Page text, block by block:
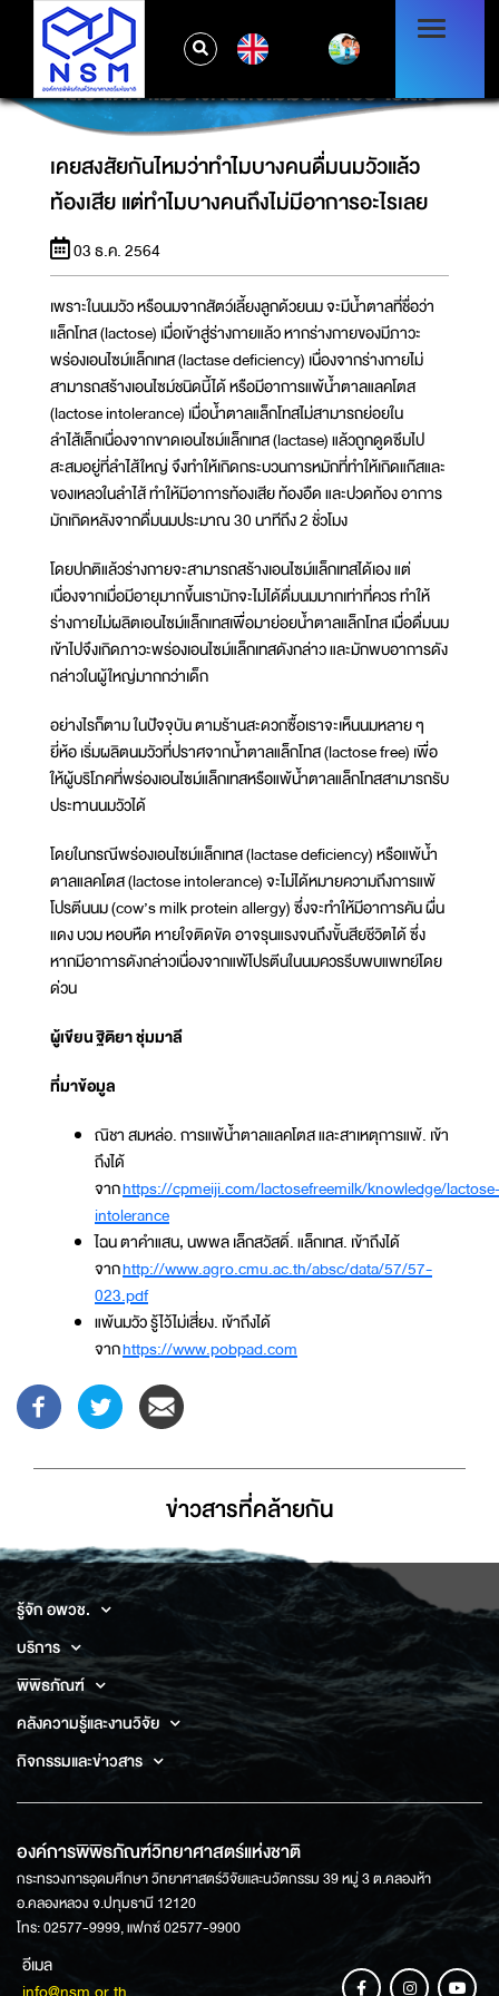
เคยสงสัยกันไหมว่าทำไมบางคนดื่มนมวัวแล้วท้อง
เสีย แต่ทำไมบางคนถึงไม่มีอาการอะไรเลย
เคยสงสัยกันไหมว่าทำไมบางคนดื่มนมวัวแล้ว
ท้องเสีย แต่ทำไมบางคนถึงไม่มีอาการอะไรเลย
03 ธ.ค. 2564
เพราะในนมวัว หรือนมจากสัตว์เลี้ยงลูกด้วยนม จะมีน้ำตาลที่ชื่อว่า
แล็กโทส (lactose) เมื่อเข้าสู่ร่างกายแล้ว หากร่างกายของมีภาวะ
พร่องเอนไซม์แล็กเทส (lactase deficiency) เนื่องจากร่างกายไม่
สามารถสร้างเอนไซม์ชนิดนี้ได้ หรือมีอาการแพ้น้ำตาลแลคโตส
(lactose intolerance) เมื่อน้ำตาลแล็กโทสไม่สามารถย่อยใน
ลำไส้เล็กเนื่องจากขาดเอนไซม์แล็กเทส (lactase) แล้วถูกดูดซึมไป
สะสมอยู่ที่ลำไส้ใหญ่ จึงทำให้เกิดกระบวนการหมักที่ทำให้เกิดแก๊สและ
ของเหลวในลำไส้ ทำให้มีอาการท้องเสีย ท้องอืด และปวดท้อง อาการ
มักเกิดหลังจากดื่มนมประมาณ 30 นาทีถึง 2 ชั่วโมง
โดยปกติแล้วร่างกายจะสามารถสร้างเอนไซม์แล็กเทสได้เอง แต่
เนื่องจากเมื่อมีอายุมากขึ้นเรามักจะไม่ได้ดื่มนมมากเท่าที่ควร ทำให้
ร่างกายไม่ผลิตเอนไซม์แล็กเทสเพื่อมาย่อยน้ำตาลแล็กโทส เมื่อดื่มนม
เข้าไปจึงเกิดภาวะพร่องเอนไซม์แล็กเทสดังกล่าว และมักพบอาการดัง
กล่าวในผู้ใหญ่มากกว่าเด็ก
อย่างไรก็ตาม ในปัจจุบัน ตามร้านสะดวกซื้อเราจะเห็นนมหลาย ๆ
ยี่ห้อ เริ่มผลิตนมวัวที่ปราศจากน้ำตาลแล็กโทส (lactose free) เพื่อ
ให้ผู้บริโภคที่พร่องเอนไซม์แล็กเทสหรือแพ้น้ำตาลแล็กโทสสามารถรับ
ประทานนมวัวได้
โดยในกรณีพร่องเอนไซม์แล็กเทส (lactase deficiency) หรือแพ้น้ำ
ตาลแลคโตส (lactose intolerance) จะไม่ได้หมายความถึงการแพ้
โปรตีนนม (cow’s milk protein allergy) ซึ่งจะทำให้มีอาการคัน ผื่น
แดง บวม หอบหืด หายใจติดขัด อาจรุนแรงจนถึงขั้นสียชีวิตได้ ซึ่ง
หากมีอาการดังกล่าวเนื่องจากแพ้โปรตีนในนมควรรีบพบแพทย์โดย
ด่วน
ผู้เขียน ฐิติยา ชุ่มมาลี
ที่มาข้อมูล
ณิชา สมหล่อ. การแพ้น้ำตาลแลคโตส และสาเหตุการแพ้. เข้า
ถึงได้
จากhttps://cpmeiji.com/lactosefreemilk/knowledge/
intolerance
ไฉน ตาคำแสน, นพพล เล็กสวัสดิ์. แล็กเทส. เข้าถึงได้
จากhttp://www.agro.cmu.ac.th/absc/data/57/57-
023.pdf
แพ้นมวัว รู้ไว้ไม่เสี่ยง. เข้าถึงได้
จากhttps://www.pobpad.com
ข่าวสารที่่คล้ายกัน
รู้จัก อพวช.
บริการ
พิพิธภัณฑ์
คลังความรู้และงานวิจัย
กิจกรรมและข่าวสาร
องค์การพิพิธภัณฑ์วิทยาศาสตร์แห่งชาติ
กระทรวงการอุดมศึกษา วิทยาศาสตร์วิจัยและนวัตกรรม 39 หมู่ 3 ต.คลองห้า
อ.คลองหลวง จ.ปทุมธานี 12120
โทร: 02577-9999, แฟกซ์ 02577-9900
อีเมล